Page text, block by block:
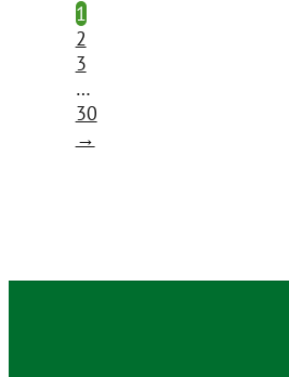
1
2
3
…
30
→